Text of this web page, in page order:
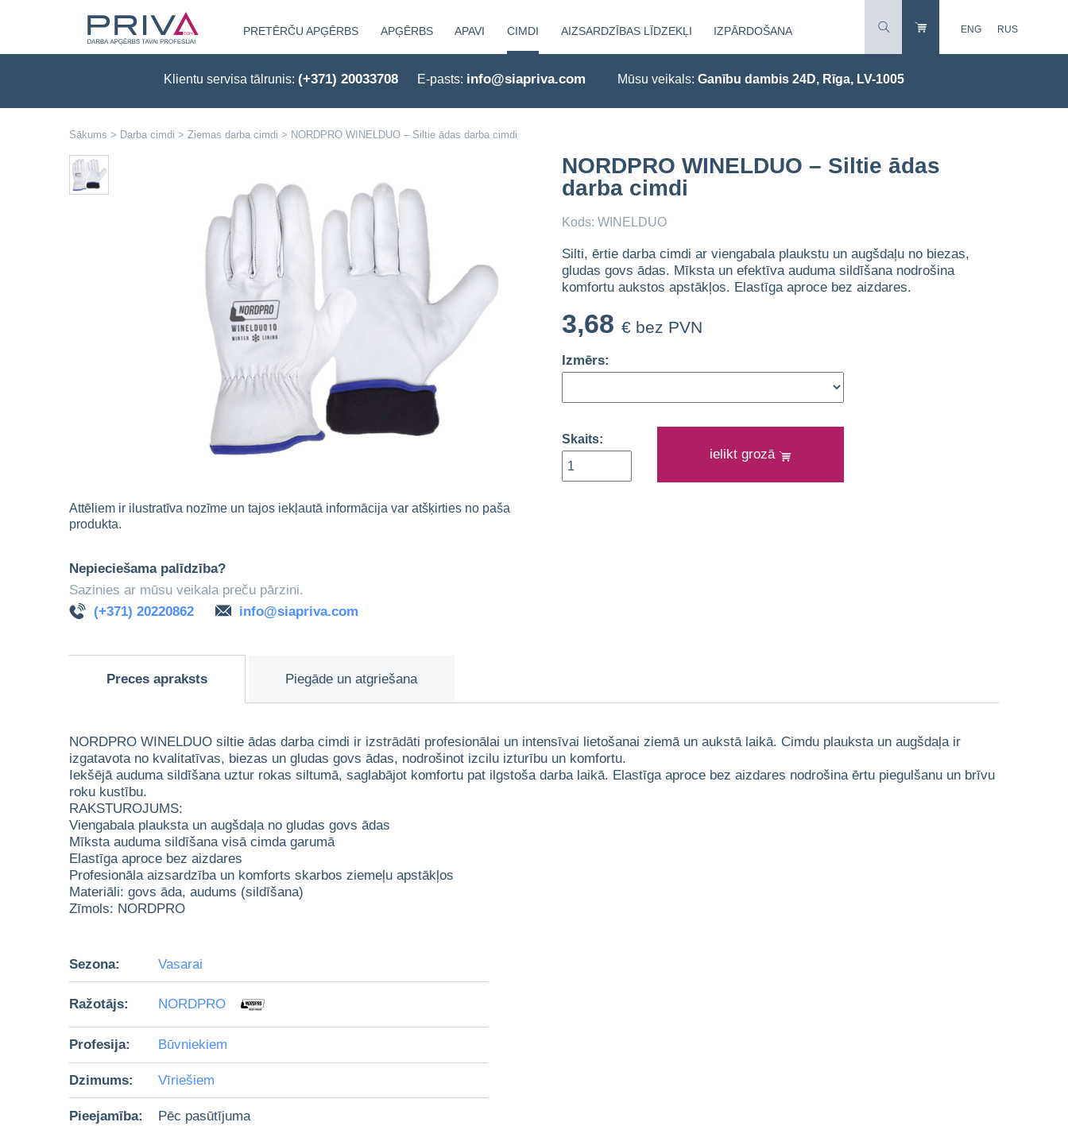
PRETĒRČU APĢĒRBS APĢĒRBS APAVI CIMDI AIZSARDZĪBAS LĪDZEKĻI IZPĀRDOŠANA ENG RUS
Klientu servisa tālrunis: (+371) 20033708 E-pasts: info@siapriva.com Mūsu veikals: Ganību dambis 24D, Rīga, LV-1005
Sākums > Darba cimdi > Ziemas darba cimdi > NORDPRO WINELDUO – Siltie ādas darba cimdi
Attēliem ir ilustratīva nozīme un tajos iekļautā informācija var atšķirties no paša
produkta.
Nepieciešama palīdzība?
Sazinies ar mūsu veikala preču pārzini.
(+371) 20220862
info@siapriva.com
NORDPRO WINELDUO – Siltie ādas
darba cimdi
Kods: WINELDUO
Silti, ērtie darba cimdi ar viengabala plaukstu un augšdaļu no biezas,
gludas govs ādas. Mīksta un efektīva auduma sildīšana nodrošina
komfortu aukstos apstākļos. Elastīga aproce bez aizdares.
3,68 € bez PVN
Izmērs:
Skaits:
ielikt grozā
Preces apraksts Piegāde un atgriešana
NORDPRO WINELDUO siltie ādas darba cimdi ir izstrādāti profesionālai un intensīvai lietošanai ziemā un aukstā laikā. Cimdu plauksta un augšdaļa ir
izgatavota no kvalitatīvas, biezas un gludas govs ādas, nodrošinot izcilu izturību un komfortu.
Iekšējā auduma sildīšana uztur rokas siltumā, saglabājot komfortu pat ilgstoša darba laikā. Elastīga aproce bez aizdares nodrošina ērtu piegulšanu un brīvu
roku kustību.
RAKSTUROJUMS:
Viengabala plauksta un augšdaļa no gludas govs ādas
Mīksta auduma sildīšana visā cimda garumā
Elastīga aproce bez aizdares
Profesionāla aizsardzība un komforts skarbos ziemeļu apstākļos
Materiāli: govs āda, audums (sildīšana)
Zīmols: NORDPRO
Sezona: Vasarai
Ražotājs: NORDPRO
Profesija: Būvniekiem
Dzimums: Vīriešiem
Pieejamība: Pēc pasūtījuma